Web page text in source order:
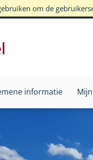
om de
informatie